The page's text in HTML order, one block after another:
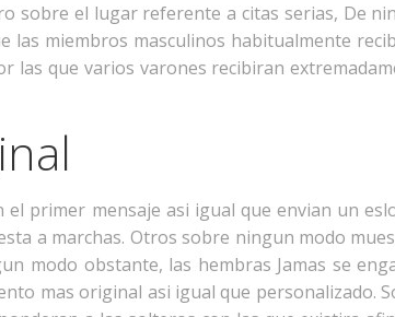
sobre el lugar referente a citas serias, De
las miembros masculinos habitualmente
las que varios varones recibiran
primer mensaje asi igual que envian un
a marchas. Otros sobre ningun modo
modo obstante, las hembras Jamas se
mas original asi igual que personalizado.